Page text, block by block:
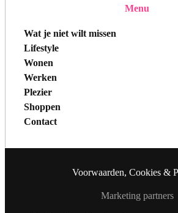
Menu
Wat je niet wilt missen
Lifestyle
Wonen
Werken
Plezier
Shoppen
Contact
Voorwaarden, Cookies &
Marketing partners